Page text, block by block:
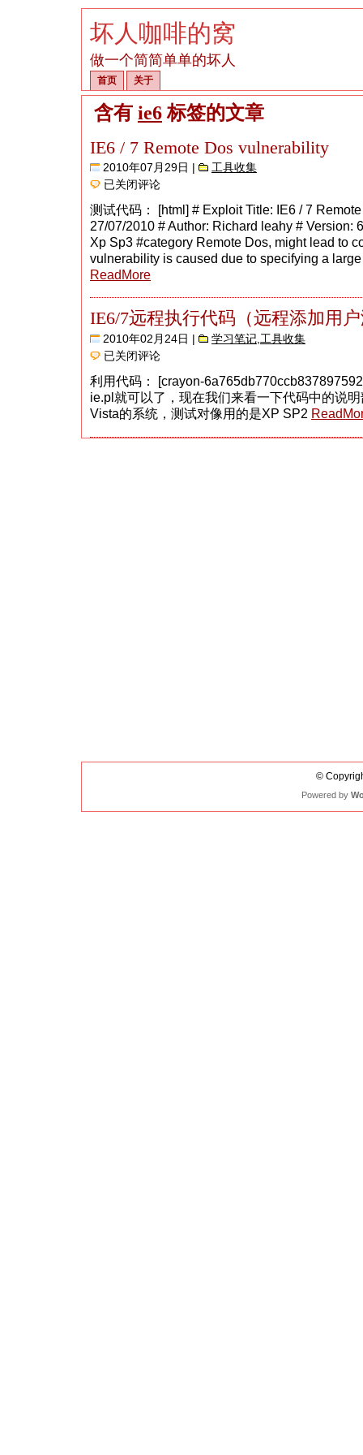
坏人咖啡的窝
做一个简简单单的坏人
首页 关于
含有 ie6标签的文章
IE6 / 7 Remote Dos vulnerability
2010年07月29日 | 工具收集
IE6
/
Remote
Dos
vulnerability
已关闭评论
测试代码： [html] # Exploit Title: IE6 / 7
27/07/2010 # Author: Richard leahy # Version:
Xp Sp3 #category Remote Dos, might lead to
vulnerability is caused due to specifying a
ReadMore
IE6/7远程执行代码（远程添加用
2010年02月24日 | 学习笔记,工具收集
IE6/7
远
程
执
行
代
（远
已关闭评论
利用代码： [crayon-
ie.pl就可以了，现在我们来看一下代码中的说
Vista的系统，测试对像用的是XP SP2
©
Powered by